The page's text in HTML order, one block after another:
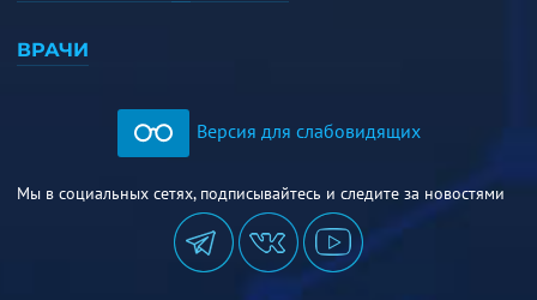
ВРАЧИ
Версия для слабовидящих
Мы в социальных сетях, подписывайтесь и следите за новостями